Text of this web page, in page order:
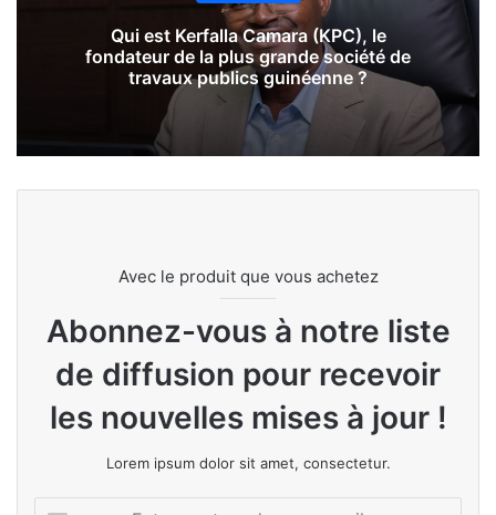
Qui est Kerfalla Camara (KPC), le
fondateur de la plus grande société de
travaux publics guinéenne ?
Avec le produit que vous achetez
Abonnez-vous à notre liste
de diffusion pour recevoir
les nouvelles mises à jour !
Lorem ipsum dolor sit amet, consectetur.